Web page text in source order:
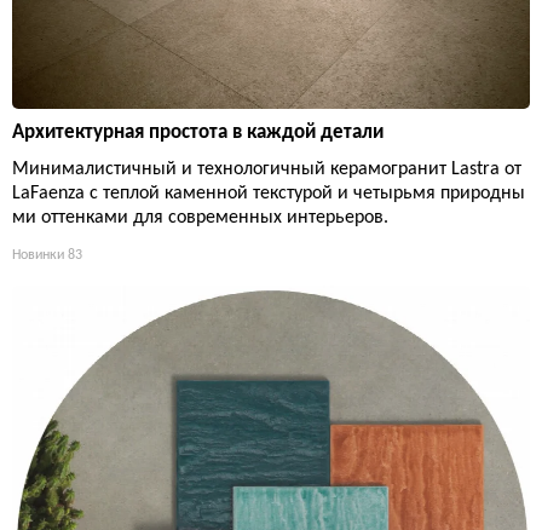
Архитектурная простота в каждой детали
Минималистичный и технологичный керамогранит Lastra от
LaFaenza с теплой каменной текстурой и четырьмя природны
ми оттенками для современных интерьеров.
Новинки 83